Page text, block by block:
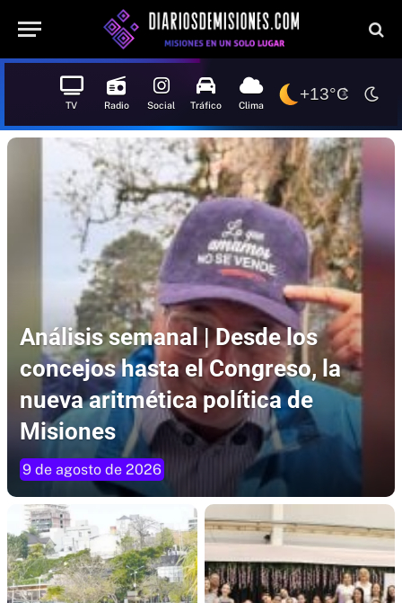
TV Radio Social Tráfico Clima
+13°C
Análisis semanal | Desde los
concejos hasta el Congreso, la
nueva aritmética política de
Misiones
9 de agosto de 2026